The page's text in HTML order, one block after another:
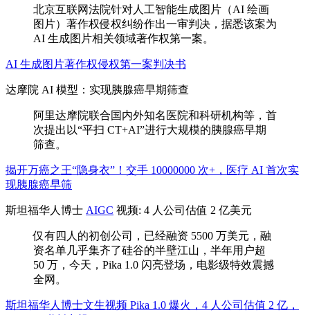
北京互联网法院针对人工智能生成图片（AI 绘画
图片）著作权侵权纠纷作出一审判决，据悉该案为
AI 生成图片相关领域著作权第一案。
AI 生成图片著作权侵权第一案判决书
达摩院 AI 模型：实现胰腺癌早期筛查
阿里达摩院联合国内外知名医院和科研机构等，首
次提出以“平扫 CT+AI”进行大规模的胰腺癌早期
筛查。
揭开万癌之王“隐身衣”！交手 10000000 次+，医疗 AI 首次实
现胰腺癌早筛
斯坦福华人博士 AIGC 视频: 4 人公司估值 2 亿美元
仅有四人的初创公司，已经融资 5500 万美元，融
资名单几乎集齐了硅谷的半壁江山，半年用户超
50 万，今天，Pika 1.0 闪亮登场，电影级特效震撼
全网。
斯坦福华人博士文生视频 Pika 1.0 爆火，4 人公司估值 2 亿，